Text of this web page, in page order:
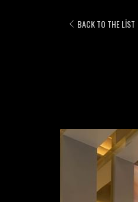
BACK TO THE LIST